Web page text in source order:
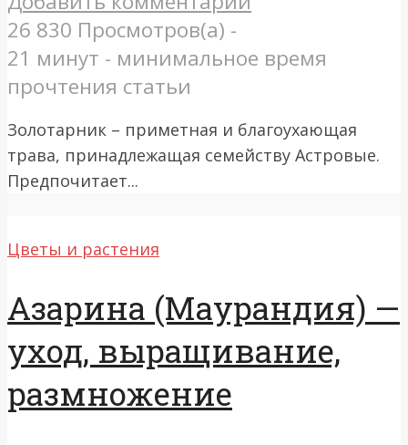
26 830 Просмотров(а) -
21 минут - минимальное время
прочтения статьи
Золотарник – приметная и благоухающая
трава, принадлежащая семейству Астровые.
Предпочитает...
Цветы и растения
Азарина (Маурандия) —
уход, выращивание,
размножение